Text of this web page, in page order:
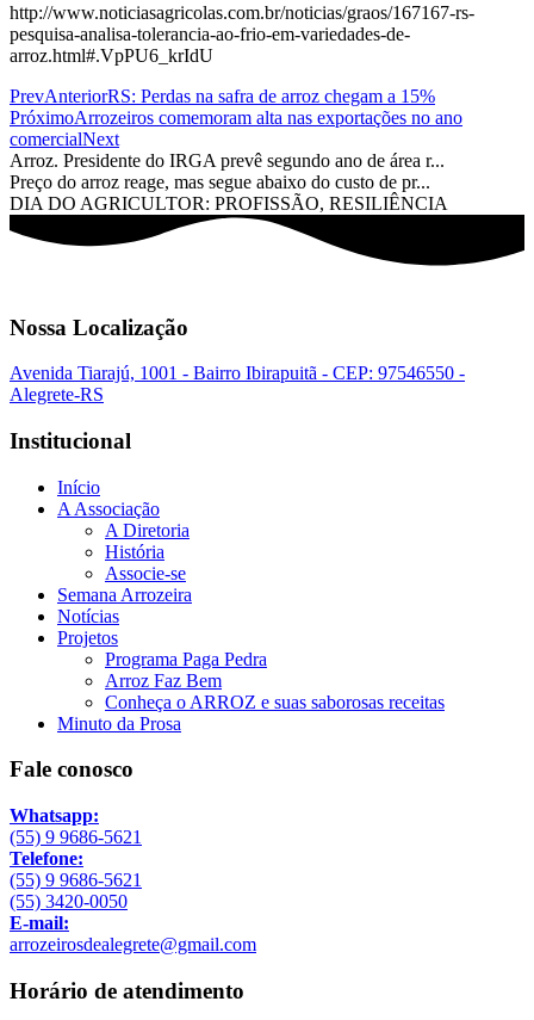
http://www.noticiasagricolas.com.br/noticias/graos/167167-rs-
pesquisa-analisa-tolerancia-ao-frio-em-variedades-de-
arroz.html#.VpPU6_krIdU
PrevAnteriorRS: Perdas na safra de arroz chegam a 15%
PróximoArrozeiros comemoram alta nas exportações no ano
comercialNext
Arroz. Presidente do IRGA prevê segundo ano de área r...
Preço do arroz reage, mas segue abaixo do custo de pr...
DIA DO AGRICULTOR: PROFISSÃO, RESILIÊNCIA
Nossa Localização
Avenida Tiarajú, 1001 - Bairro Ibirapuitã - CEP: 97546550 -
Alegrete-RS
Institucional
Início
A Associação
A Diretoria
História
Associe-se
Semana Arrozeira
Notícias
Projetos
Programa Paga Pedra
Arroz Faz Bem
Conheça o ARROZ e suas saborosas receitas
Minuto da Prosa
Fale conosco
Whatsapp:
(55) 9 9686-5621
Telefone:
(55) 9 9686-5621
(55) 3420-0050
E-mail:
arrozeirosdealegrete@gmail.com
Horário de atendimento